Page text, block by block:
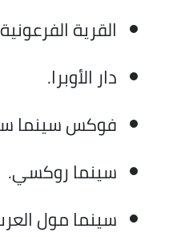
القرية
دار الأوبرا.
فوكس سينما
سينما روكسي.
سينما مول